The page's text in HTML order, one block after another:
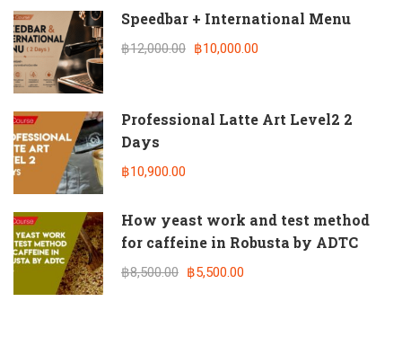
Speedbar + International Menu
฿12,000.00 ฿10,000.00
Professional Latte Art Level2 2
Days
฿10,900.00
How yeast work and test method
for caffeine in Robusta by ADTC
฿8,500.00 ฿5,500.00